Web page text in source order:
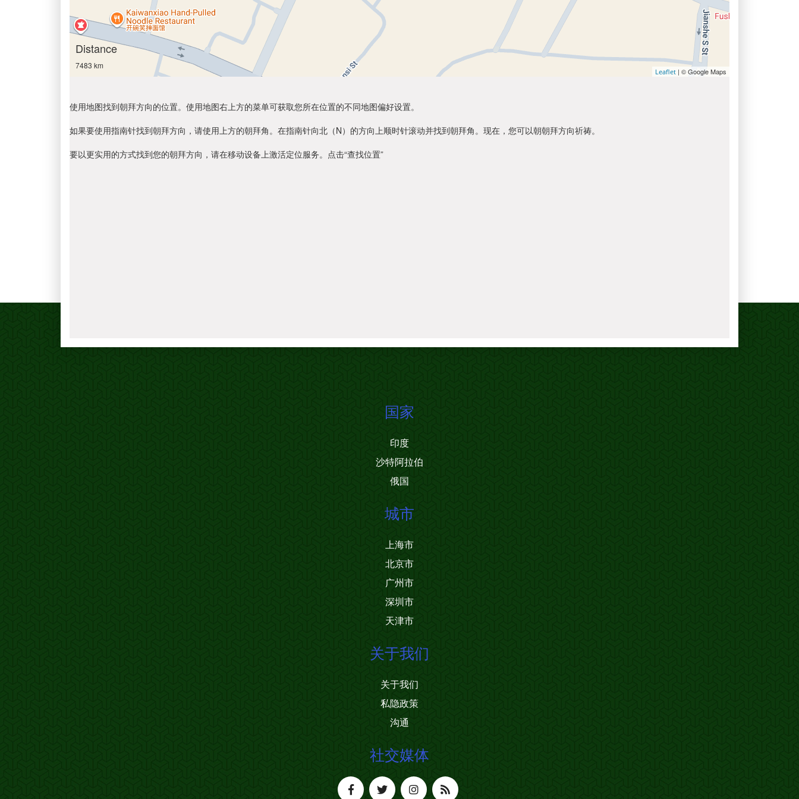
Distance
7483 km
Leaflet | © Google Maps
使用地图找到朝拜方向的位置。使用地图右上方的菜单可获取您所在位置的不同地图偏好设置。
如果要使用指南针找到朝拜方向，请使用上方的朝拜角。在指南针向北（N）的方向上顺时针滚动并找到朝拜角。现在，您可以朝朝拜方向祈祷。
要以更实用的方式找到您的朝拜方向，请在移动设备上激活定位服务。点击“查找位置”
国家
印度
沙特阿拉伯
俄国
城市
上海市
北京市
广州市
深圳市
天津市
关于我们
关于我们
私隐政策
沟通
社交媒体